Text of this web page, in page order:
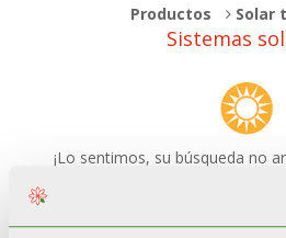
Productos Solar
Sistemas
¡Lo sentimos, su búsqueda no
resultado! Pruebe filtros de